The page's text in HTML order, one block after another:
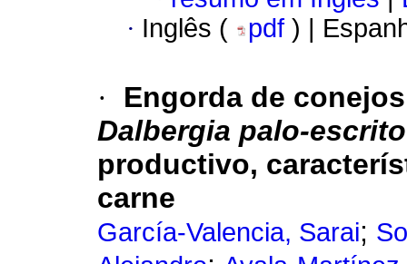
· Inglês ( pdf ) |
·
Engorda de
Dalbergia palo-escrito
productivo,
carne
García-Valencia, Sarai;